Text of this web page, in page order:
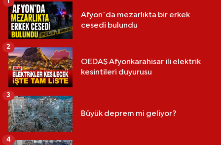
Afyon'da mezarlıkta bir erkek
cesedi bulundu
OEDAŞ Afyonkarahisar ili elektrik
kesintileri duyurusu
2
Büyük deprem mi geliyor?
3
4